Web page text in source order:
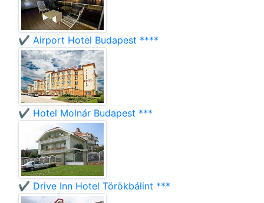
✔️ Airport Hotel Budapest ****
✔️ Hotel Molnár Budapest ***
✔️ Drive Inn Hotel Törökbálint ***